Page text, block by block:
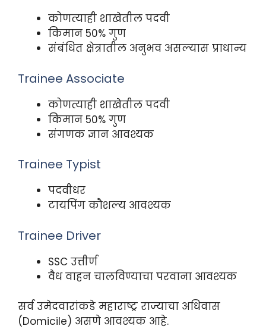
कोणत्याही शाखेतील पदवी
किमान 50% गुण
संबंधित क्षेत्रातील अनुभव असल्यास प्राधान्य
Trainee Associate
कोणत्याही शाखेतील पदवी
किमान 50% गुण
संगणक ज्ञान आवश्यक
Trainee Typist
पदवीधर
टायपिंग कौशल्य आवश्यक
Trainee Driver
SSC उत्तीर्ण
वैध वाहन चालविण्याचा परवाना आवश्यक
सर्व उमेदवारांकडे महाराष्ट्र राज्याचा अधिवास
(Domicile) असणे आवश्यक आहे.